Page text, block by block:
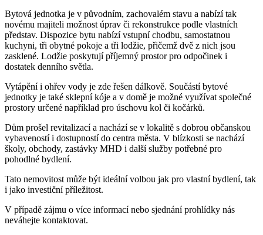
Bytová jednotka je v původním, zachovalém stavu a nabízí tak
novému majiteli možnost úprav či rekonstrukce podle vlastních
představ. Dispozice bytu nabízí vstupní chodbu, samostatnou
kuchyni, tři obytné pokoje a tři lodžie, přičemž dvě z nich jsou
zasklené. Lodžie poskytují příjemný prostor pro odpočinek i
dostatek denního světla.
Vytápění i ohřev vody je zde řešen dálkově. Součástí bytové
jednotky je také sklepní kóje a v domě je možné využívat společné
prostory určené například pro úschovu kol či kočárků.
Dům prošel revitalizací a nachází se v lokalitě s dobrou občanskou
vybaveností i dostupností do centra města. V blízkosti se nachází
školy, obchody, zastávky MHD i další služby potřebné pro
pohodlné bydlení.
Tato nemovitost může být ideální volbou jak pro vlastní bydlení, tak
i jako investiční příležitost.
V případě zájmu o více informací nebo sjednání prohlídky nás
neváhejte kontaktovat.